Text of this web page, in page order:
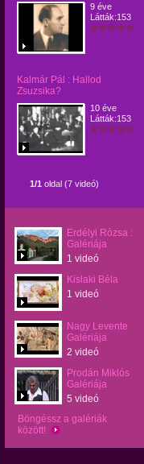
9 éve
Látták:153
Kalmár Pál : Hallod
Zsuzsika?
10 éve
Látták:153
1/1 oldal (7 videó)
Erdélyi Rózsa :
Galériája
1 videó
Kislaki Béla
1 videó
Nagy Levente
Galériája
2 videó
Prodán Miklós
Galériája
5 videó
Böngéssz a galériák
között!